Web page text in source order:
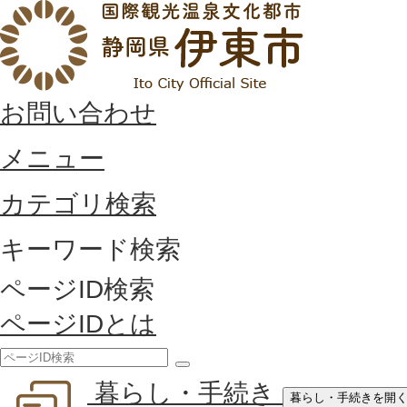
お問い合わせ
メニュー
カテゴリ検索
キーワード検索
ページID検索
ページIDとは
索
暮らし・手続き 暮らし・手続きを開く